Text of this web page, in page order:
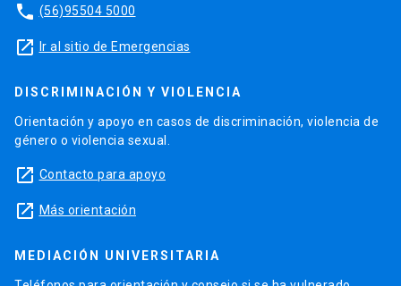
phone (56)95504 5000
launch Ir al sitio de Emergencias
DISCRIMINACIÓN Y VIOLENCIA
Orientación y apoyo en casos de discriminación, violencia de
género o violencia sexual.
launch Contacto para apoyo
launch Más orientación
MEDIACIÓN UNIVERSITARIA